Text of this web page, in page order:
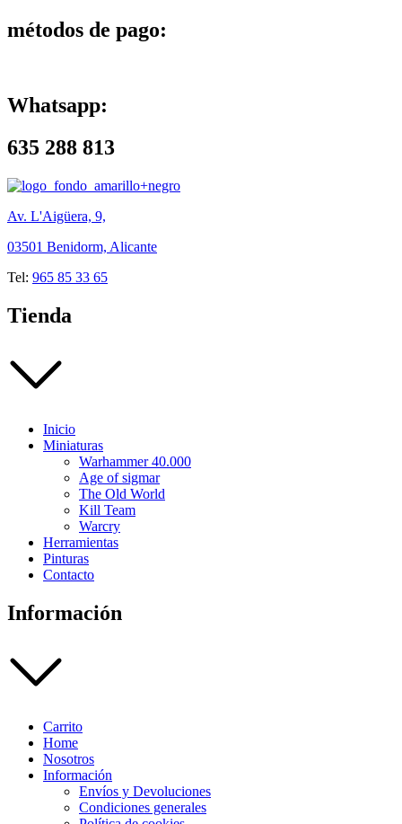
era:
51,25 €.
es:
41,00 €.
métodos de pago:
Whatsapp:
635 288 813
Av. L'Aigüera, 9,
03501 Benidorm, Alicante
Tel: 965 85 33 65
Tienda
Inicio
Miniaturas
Warhammer 40.000
Age of sigmar
The Old World
Kill Team
Warcry
Herramientas
Pinturas
Contacto
Información
Carrito
Home
Nosotros
Información
Envíos y Devoluciones
Condiciones generales